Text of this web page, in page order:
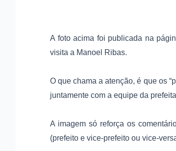
A foto acima foi publicada na
visita a Manoel Ribas.
O que chama a atenção, é que os
juntamente com a equipe da
A imagem só reforça os
(prefeito e vice-prefeito ou vice-